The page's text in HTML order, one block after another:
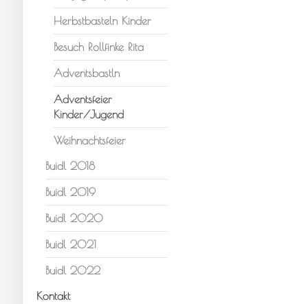
Herbstbasteln Kinder
Besuch Rollfinke Rita
Adventsbastln
Adventsfeier
Kinder/Jugend
Weihnachtsfeier
Buidl 2018
Buidl 2019
Buidl 2020
Buidl 2021
Buidl 2022
Kontakt